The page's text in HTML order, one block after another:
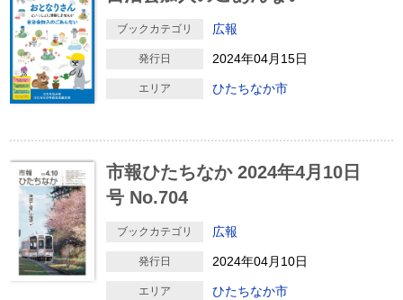
ブックカテゴリ 広報
発行日 2024年04月15日
エリア ひたちなか市
市報ひたちなか 2024年4月10日
号 No.704
ブックカテゴリ 広報
発行日 2024年04月10日
エリア ひたちなか市